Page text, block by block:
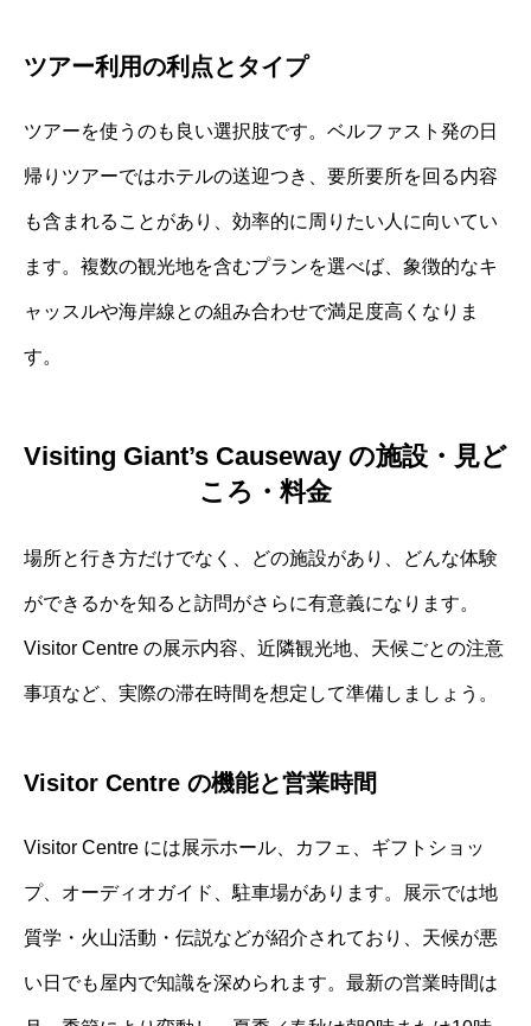
ツアー利用の利点とタイプ
ツアーを使うのも良い選択肢です。ベルファスト発の日
帰りツアーではホテルの送迎つき、要所要所を回る内容
も含まれることがあり、効率的に周りたい人に向いてい
ます。複数の観光地を含むプランを選べば、象徴的なキ
ャッスルや海岸線との組み合わせで満足度高くなりま
す。
Visiting Giant’s Causeway の施設・見ど
ころ・料金
場所と行き方だけでなく、どの施設があり、どんな体験
ができるかを知ると訪問がさらに有意義になります。
Visitor Centre の展示内容、近隣観光地、天候ごとの注意
事項など、実際の滞在時間を想定して準備しましょう。
Visitor Centre の機能と営業時間
Visitor Centre には展示ホール、カフェ、ギフトショッ
プ、オーディオガイド、駐車場があります。展示では地
質学・火山活動・伝説などが紹介されており、天候が悪
い日でも屋内で知識を深められます。最新の営業時間は